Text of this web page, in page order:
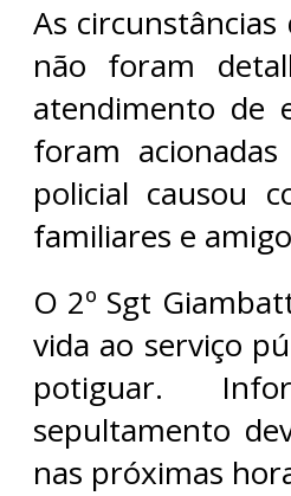
As
não foram
atendimento de
foram
policial causou
familiares e
O 2º Sgt
vida ao serviço
potiguar.
sepultamento
nas próximas